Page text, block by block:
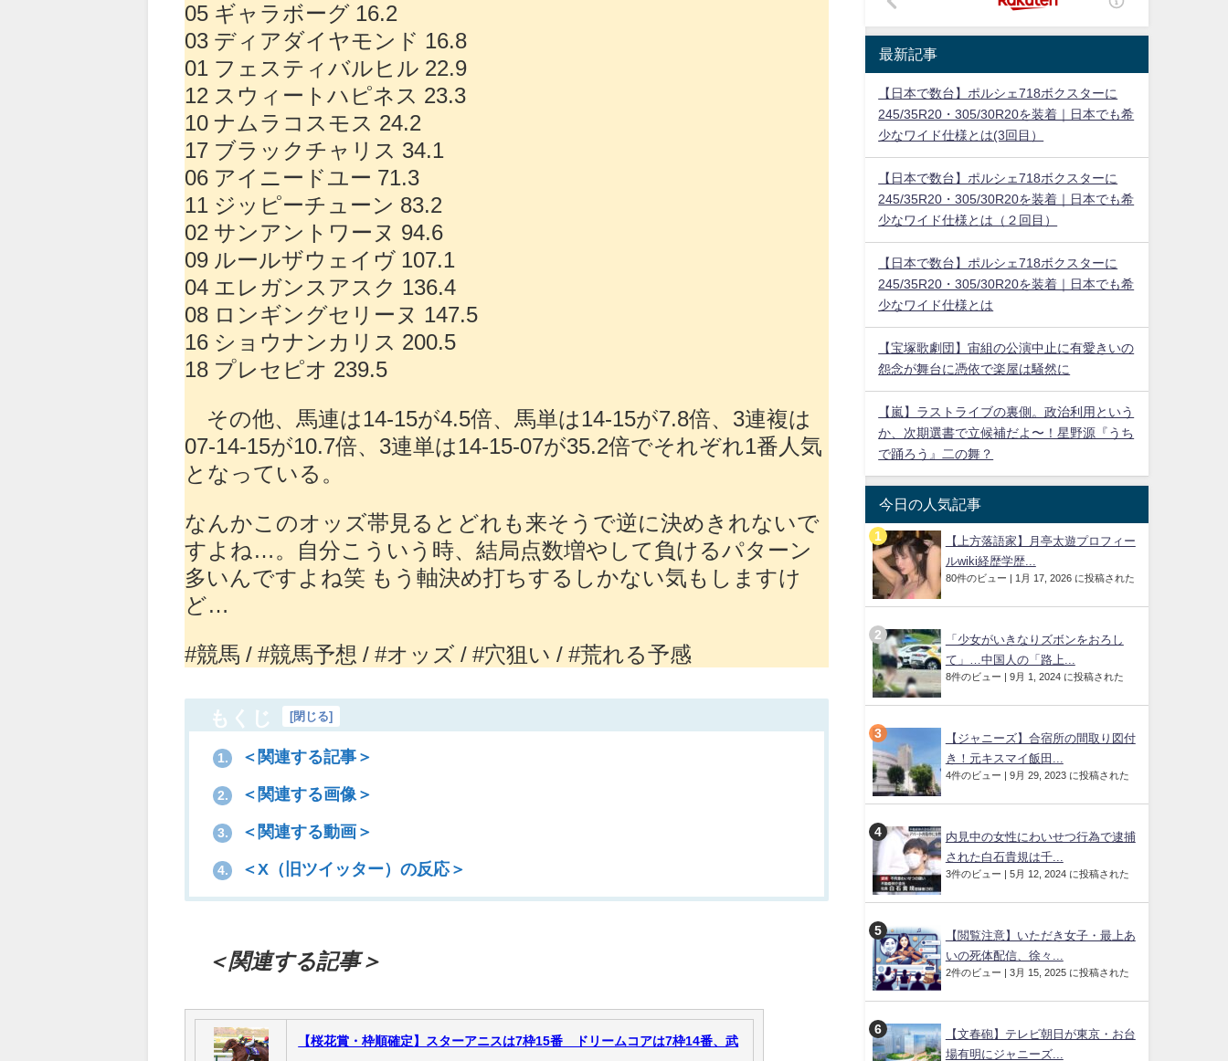
05 ギャラボーグ 16.2
03 ディアダイヤモンド 16.8
01 フェスティバルヒル 22.9
12 スウィートハピネス 23.3
10 ナムラコスモス 24.2
17 ブラックチャリス 34.1
06 アイニードユー 71.3
11 ジッピーチューン 83.2
02 サンアントワーヌ 94.6
09 ルールザウェイヴ 107.1
04 エレガンスアスク 136.4
08 ロンギングセリーヌ 147.5
16 ショウナンカリス 200.5
18 プレセピオ 239.5
その他、馬連は14-15が4.5倍、馬単は14-15が7.8倍、3連複は
07-14-15が10.7倍、3連単は14-15-07が35.2倍でそれぞれ1番人気
となっている。
なんかこのオッズ帯見るとどれも来そうで逆に決めきれないで
すよね…。自分こういう時、結局点数増やして負けるパターン
多いんですよね笑 もう軸決め打ちするしかない気もしますけ
ど…
#競馬 / #競馬予想 / #オッズ / #穴狙い / #荒れる予感
もくじ [閉じる]
1. ＜関連する記事＞
2. ＜関連する画像＞
3. ＜関連する動画＞
4. ＜X（旧ツイッター）の反応＞
＜関連する記事＞
【桜花賞・枠順確定】スターアニスは7枠15番 ドリームコアは7枠14番、武
最新記事
【日本で数台】ポルシェ718ボクスターに
245/35R20・305/30R20を装着｜日本でも希
少なワイド仕様とは(3回目）
【日本で数台】ポルシェ718ボクスターに
245/35R20・305/30R20を装着｜日本でも希
少なワイド仕様とは（２回目）
【日本で数台】ポルシェ718ボクスターに
245/35R20・305/30R20を装着｜日本でも希
少なワイド仕様とは
【宝塚歌劇団】宙組の公演中止に有愛きいの
怨念が舞台に憑依で楽屋は騒然に
【嵐】ラストライブの裏側。政治利用という
か、次期選書で立候補だよ〜！星野源『うち
で踊ろう』二の舞？
今日の人気記事
【上方落語家】月亭太遊プロフィー
ルwiki経歴学歴...
80件のビュー | 1月 17, 2026 に投稿された
「少女がいきなりズボンをおろし
て」…中国人の「路上...
8件のビュー | 9月 1, 2024 に投稿された
【ジャニーズ】合宿所の間取り図付
き！元キスマイ飯田...
4件のビュー | 9月 29, 2023 に投稿された
内見中の女性にわいせつ行為で逮捕
された白石貴規は千...
3件のビュー | 5月 12, 2024 に投稿された
【閲覧注意】いただき女子・最上あ
いの死体配信、徐々...
2件のビュー | 3月 15, 2025 に投稿された
【文春砲】テレビ朝日が東京・お台
場有明にジャニーズ...